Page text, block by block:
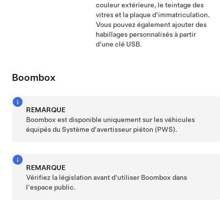
couleur extérieure, le teintage des
vitres et la plaque d'immatriculation.
Vous pouvez également ajouter des
habillages personnalisés à partir
d'une clé USB.
Boombox
REMARQUE
Boombox est disponible uniquement sur les véhicules
équipés du Système d'avertisseur piéton (PWS).
REMARQUE
Vérifiez la législation avant d'utiliser Boombox dans
l'espace public.